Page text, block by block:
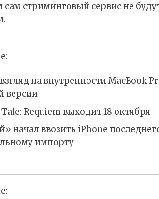
сам стриминговый сервис не
на внутренности MacBook
версии
Tale: Requiem выходит 18
начал ввозить iPhone
импорту